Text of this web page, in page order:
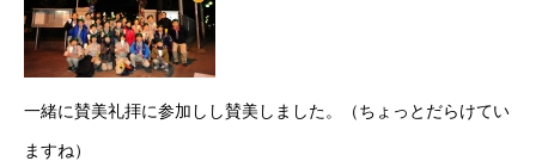
一緒に賛美礼拝に参加しし賛美しました。（ちょっとだらけてい
ますね）